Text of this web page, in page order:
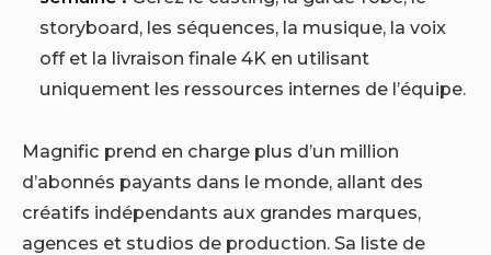
storyboard, les séquences, la musique, la voix
off et la livraison finale 4K en utilisant
uniquement les ressources internes de l’équipe.
Magnific prend en charge plus d’un million
d’abonnés payants dans le monde, allant des
créatifs indépendants aux grandes marques,
agences et studios de production. Sa liste de